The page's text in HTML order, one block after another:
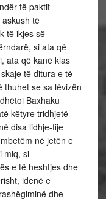
të paktit
të
të ikjes së
si ata që
ata që kanë klas
të ditura e të
thuhet se sa lëvizën
Baxhaku
këtyre tridhjetë
disa lidhje-fije
në jetën e
miq, si
e të heshtjes dhe
idenë e
dhe